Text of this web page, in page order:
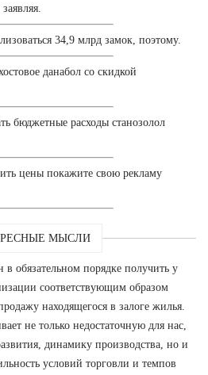
34,9 млрд замок, поэтому.
данабол со скидкой
бюджетные расходы станозолол
цены покажите свою рекламу
МЫСЛИ
обязательном порядке получить у
соответствующим образом
находящегося в залоге жилья.
не только недостаточную для нас,
динамику производства, но и
условий торговли и темпов